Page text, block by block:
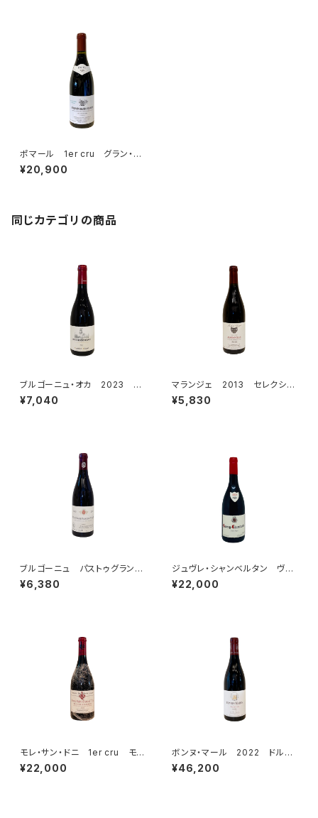
ポマール 1er cru グラン・ゼ
プノ 2016 ミシェル・ゴヌー
¥20,900
同じカテゴリの商品
ブルゴーニュ・オカ 2023 シ
プリアン・アルロー
¥7,040
マランジェ 2013 セレクショ
ン・パトリック・クレルジェ
¥5,830
ブルゴーニュ パストゥグラン
2023 ドメーヌ・ジャン=クロ
ード・ラモネ
¥6,380
ジュヴレ・シャンベルタン ヴィ
エイユ・ヴィーニュ 2023 ド
メーヌ・フーリエ
¥22,000
モレ・サン・ドニ 1er cru モ
ン・リュイザン 2015 ドメー
ヌ・デ・モン・リュイザン
¥22,000
ボンヌ・マール 2022 ドルー
アン・ラローズ
¥46,200